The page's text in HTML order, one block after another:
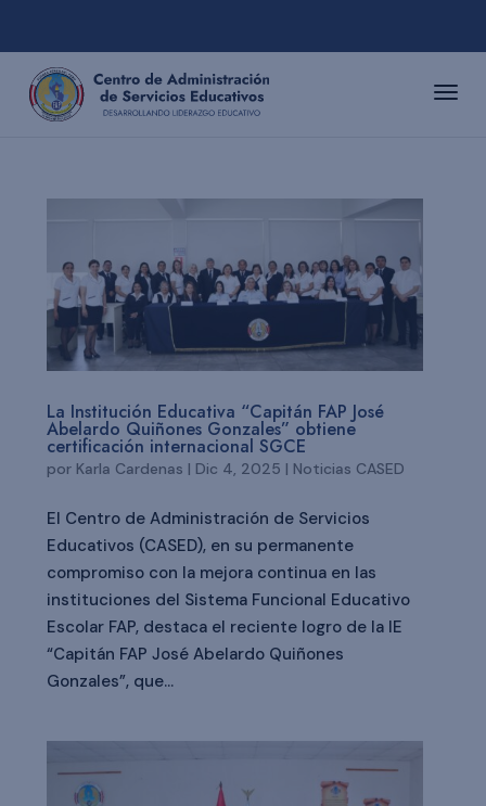
La Institución Educativa “Capitán FAP José
Abelardo Quiñones Gonzales” obtiene
certificación internacional SGCE
por Karla Cardenas | Dic 4, 2025 | Noticias CASED
El Centro de Administración de Servicios
Educativos (CASED), en su permanente
compromiso con la mejora continua en las
instituciones del Sistema Funcional Educativo
Escolar FAP, destaca el reciente logro de la IE
“Capitán FAP José Abelardo Quiñones
Gonzales”, que...